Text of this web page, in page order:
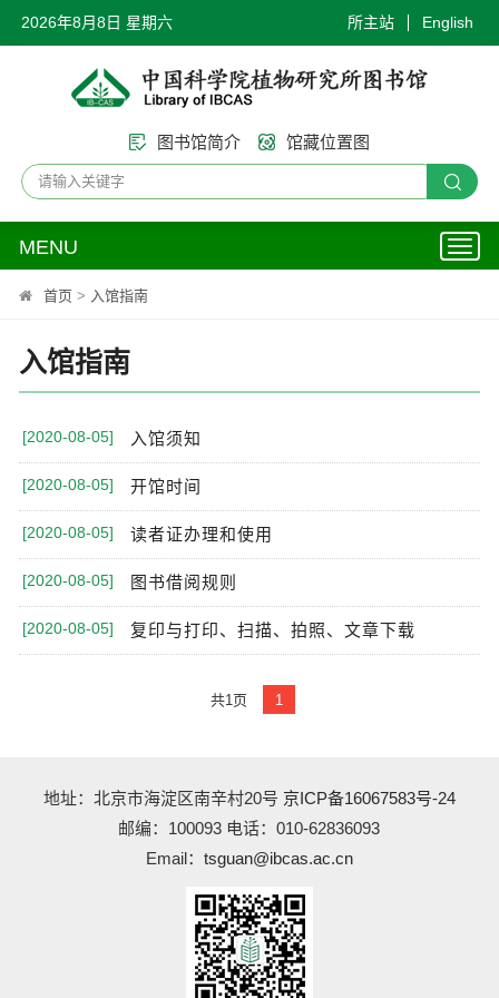
2026年8月8日 星期六 所主站 English
图书馆简介 馆藏位置图
MENU
首页 > 入馆指南
入馆指南
[2020-08-05] 入馆须知
[2020-08-05] 开馆时间
[2020-08-05] 读者证办理和使用
[2020-08-05] 图书借阅规则
[2020-08-05] 复印与打印、扫描、拍照、文章下载
共1页 1
地址：北京市海淀区南辛村20号 京ICP备16067583号-24
邮编：100093 电话：010-62836093
Email： tsguan@ibcas.ac.cn